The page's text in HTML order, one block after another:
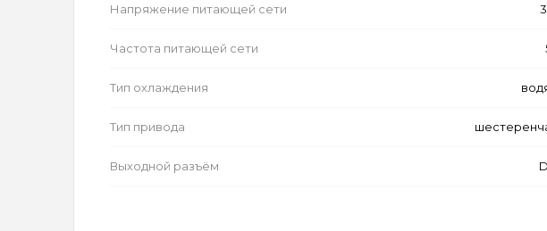
Напряжение питающей сети
Частота питающей сети
Тип охлаждения
Тип привода
Выходной разъём